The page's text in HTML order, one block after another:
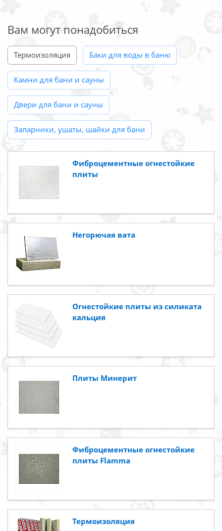
Вам могут понадобиться
Термоизоляция Баки для воды в баню
Камни для бани и сауны
Двери для бани и сауны
Запарники, ушаты, шайки для бани
Фиброцементные огнестойкие
плиты
Негорючая вата
Огнестойкие плиты из силиката
кальция
Плиты Минерит
Фиброцементные огнестойкие
плиты Flamma
Термоизоляция